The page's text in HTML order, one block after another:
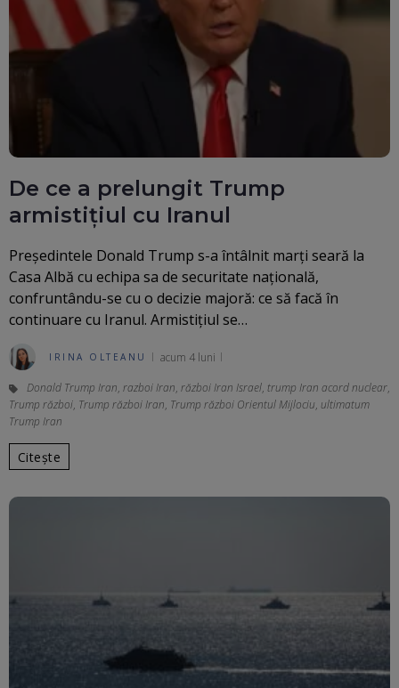
De ce a prelungit Trump
armistițiul cu Iranul
Președintele Donald Trump s-a întâlnit marți seară la
Casa Albă cu echipa sa de securitate națională,
confruntându-se cu o decizie majoră: ce să facă în
continuare cu Iranul. Armistițiul se…
IRINA OLTEANU acum 4 luni
Donald Trump Iran, razboi Iran, război Iran Israel, trump Iran acord nuclear,
Trump război, Trump război Iran, Trump război Orientul Mijlociu, ultimatum
Trump Iran
Citește